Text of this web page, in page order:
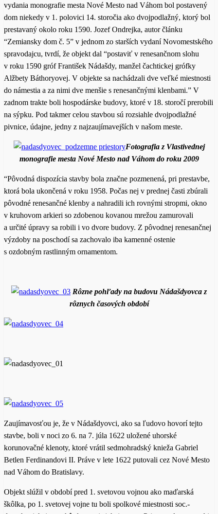
vydania monografie mesta Nové Mesto nad Váhom bol postavený
dom niekedy v 1. polovici 14. storočia ako dvojpodlažný, ktorý bol
prestavaný okolo roku 1590. Jozef Ondrejka, autor článku
“Zemiansky dom č. 5” v jednom zo starších vydaní Novomestského
spravodajcu, tvrdí, že objekt dal “postaviť v renesančnom slohu
v roku 1590 gróf František Nádašdy, manžel čachtickej grófky
Alžbety Báthoryovej. V objekte sa nachádzali dve veľké miestnosti
do námestia a za nimi dve menšie s renesančnými klenbami.” V
zadnom trakte boli hospodárske budovy, ktoré v 18. storočí prerobili
na sýpku. Pod takmer celou stavbou sú rozsiahle dvojpodlažné
pivnice, údajne, jedny z najzaujímavejších v našom meste.
Fotografia z Vlastivednej
monografie mesta Nové Mesto nad Váhom do roku 2009
“Pôvodná dispozícia stavby bola značne pozmenená, pri prestavbe,
ktorá bola ukončená v roku 1958. Počas nej v prednej časti zbúrali
pôvodné renesančné klenby a nahradili ich rovnými stropmi, okno
v kruhovom arkieri so zdobenou kovanou mrežou zamurovali
a určité úpravy sa robili i vo dvore budovy. Z pôvodnej renesančnej
výzdoby na poschodí sa zachovalo iba kamenné ostenie
s ozdobným rastlinným ornamentom.
Rôzne pohľady na budovu Nádašdyovca z
rôznych časových období
Zaujímavosťou je, že v Nádašdyovci, ako sa ľudovo hovorí tejto
stavbe, boli v noci zo 6. na 7. júla 1622 uložené uhorské
korunovačné klenoty, ktoré vrátil sedmohradský knieža Gabriel
Betlen Ferdinandovi II. Práve v lete 1622 putovali cez Nové Mesto
nad Váhom do Bratislavy.
Objekt slúžil v období pred 1. svetovou vojnou ako maďarská
škôlka, po 1. svetovej vojne tu boli spolkové miestnosti soc.-